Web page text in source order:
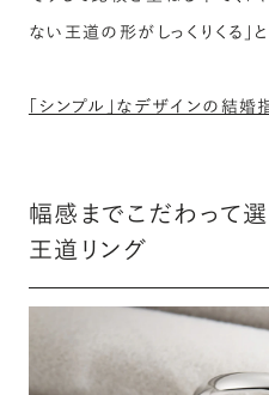
ない王道の形がしっくりくる」
「シンプル」なデザインの結婚
幅感までこだわって
王道リング